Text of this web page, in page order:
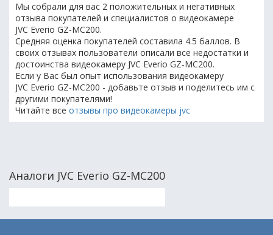
Мы собрали для вас 2 положительных и негативных
отзыва покупателей и специалистов о видеокамере
JVC Everio GZ-MC200.
Средняя оценка покупателей составила 4.5 баллов. В
своих отзывах пользователи описали все недостатки и
достоинства видеокамеру JVC Everio GZ-MC200.
Если у Вас был опыт использования видеокамеру
JVC Everio GZ-MC200 - добавьте отзыв и поделитесь им с
другими покупателями!
Читайте все отзывы про видеокамеры jvc
Аналоги JVC Everio GZ-MC200